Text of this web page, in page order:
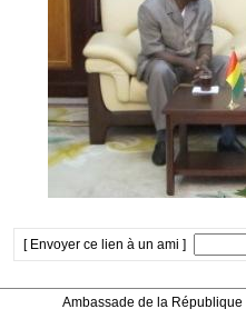
[ Envoyer ce lien à un ami ]
Ambassade de la